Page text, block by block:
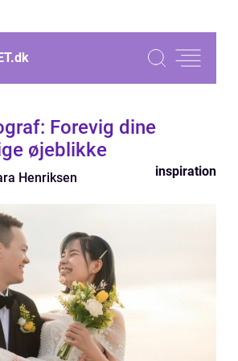
dk
Forevig dine
øjeblikke
Henriksen inspiration